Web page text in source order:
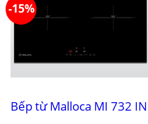
-15%
Bếp từ Malloca MI 732 IN